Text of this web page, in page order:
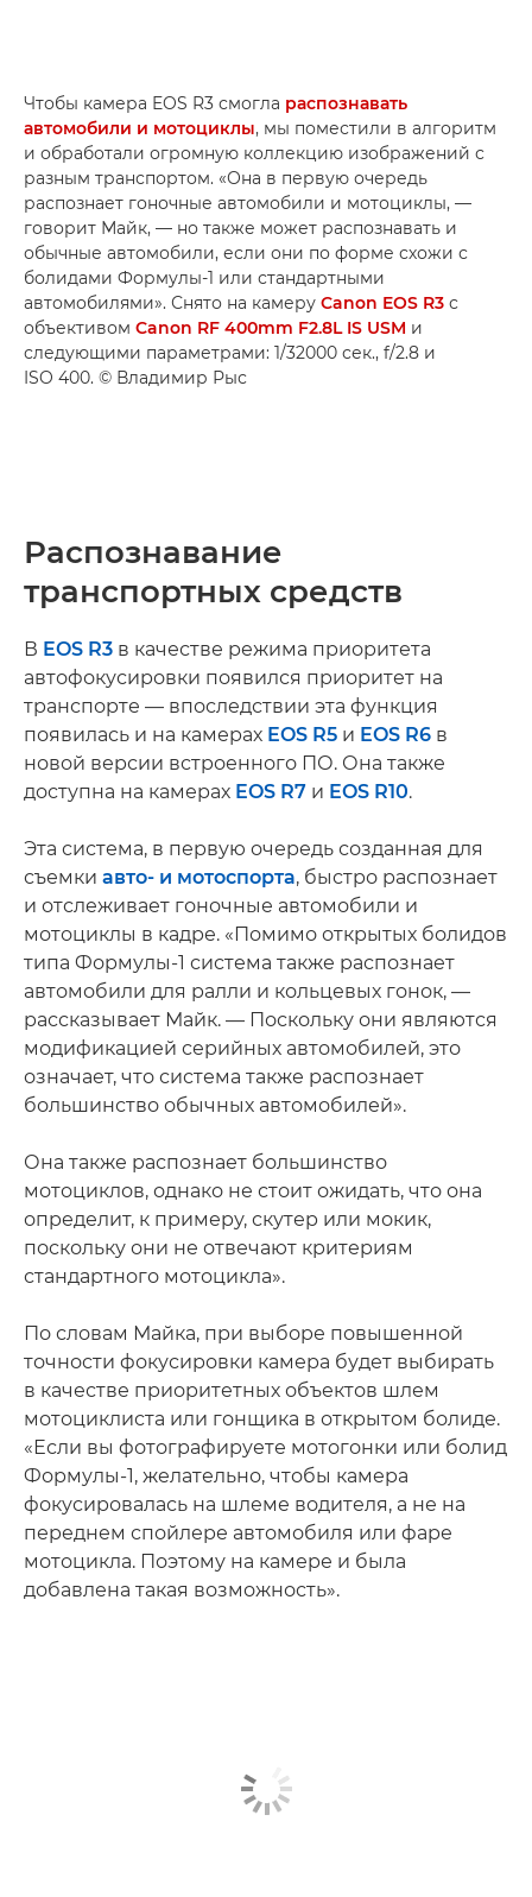
Чтобы камера EOS R3 смогла распознавать
автомобили и мотоциклы, мы поместили в алгоритм
и обработали огромную коллекцию изображений с
разным транспортом. «Она в первую очередь
распознает гоночные автомобили и мотоциклы, —
говорит Майк, — но также может распознавать и
обычные автомобили, если они по форме схожи с
болидами Формулы-1 или стандартными
автомобилями». Снято на камеру Canon EOS R3 с
объективом Canon RF 400mm F2.8L IS USM и
следующими параметрами: 1/32000 сек., f/2.8 и
ISO 400. © Владимир Рыс
Распознавание
транспортных средств
В EOS R3 в качестве режима приоритета
автофокусировки появился приоритет на
транспорте — впоследствии эта функция
появилась и на камерах EOS R5 и EOS R6 в
новой версии встроенного ПО. Она также
доступна на камерах EOS R7 и EOS R10.
Эта система, в первую очередь созданная для
съемки авто- и мотоспорта, быстро распознает
и отслеживает гоночные автомобили и
мотоциклы в кадре. «Помимо открытых болидов
типа Формулы-1 система также распознает
автомобили для ралли и кольцевых гонок, —
рассказывает Майк. — Поскольку они являются
модификацией серийных автомобилей, это
означает, что система также распознает
большинство обычных автомобилей».
Она также распознает большинство
мотоциклов, однако не стоит ожидать, что она
определит, к примеру, скутер или мокик,
поскольку они не отвечают критериям
стандартного мотоцикла».
По словам Майка, при выборе повышенной
точности фокусировки камера будет выбирать
в качестве приоритетных объектов шлем
мотоциклиста или гонщика в открытом болиде.
«Если вы фотографируете мотогонки или болид
Формулы-1, желательно, чтобы камера
фокусировалась на шлеме водителя, а не на
переднем спойлере автомобиля или фаре
мотоцикла. Поэтому на камере и была
добавлена такая возможность».